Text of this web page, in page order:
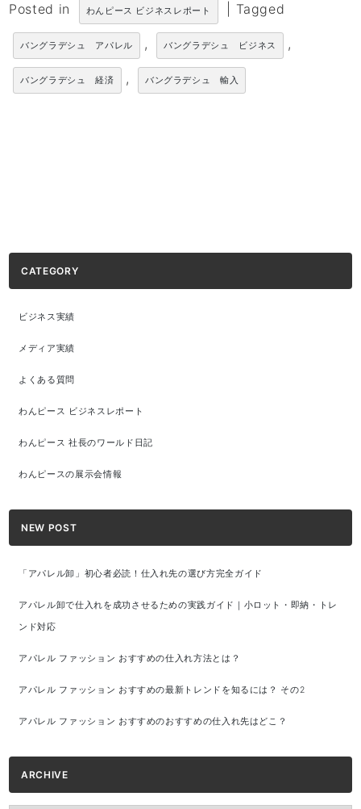
Posted in わんピース ビジネスレポート Tagged
バングラデシュ アパレル , バングラデシュ ビジネス ,
バングラデシュ 経済 , バングラデシュ 輸入
CATEGORY
ビジネス実績
メディア実績
よくある質問
わんピース ビジネスレポート
わんピース 社長のワールド日記
わんピースの展示会情報
NEW POST
「アパレル卸」初心者必読！仕入れ先の選び方完全ガイド
アパレル卸で仕入れを成功させるための実践ガイド｜小ロット・即納・トレ
ンド対応
アパレル ファッション おすすめの仕入れ方法とは？
アパレル ファッション おすすめの最新トレンドを知るには？ その2
アパレル ファッション おすすめのおすすめの仕入れ先はどこ？
ARCHIVE